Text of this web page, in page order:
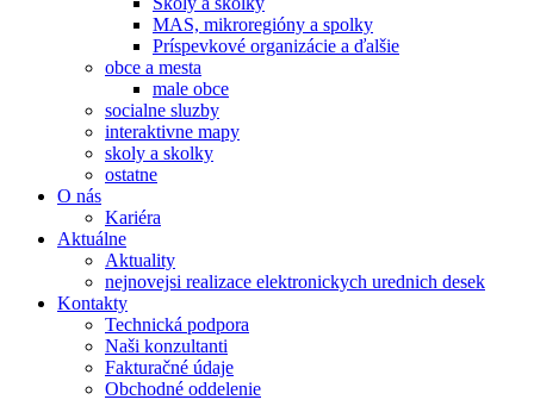
MAS, mikroregióny a spolky
Príspevkové organizácie a ďalšie
obce a mesta
male obce
socialne sluzby
interaktivne mapy
skoly a skolky
ostatne
O nás
Kariéra
Aktuálne
Aktuality
nejnovejsi realizace elektronickych urednich desek
Kontakty
Technická podpora
Naši konzultanti
Fakturačné údaje
Obchodné oddelenie